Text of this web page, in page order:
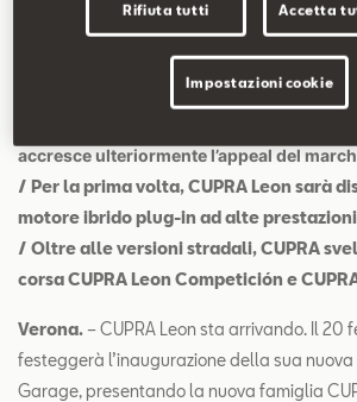
Configuratore
/ Anteprima mondiale della nuova
prossimo 20 febbraio
/ La nuova CUPRA Leon sarà presentata
accresce ulteriormente l’appeal del
/ Per la prima volta, CUPRA Leon sarà
motore ibrido plug-in ad alte prestazioni
/ Oltre alle versioni stradali, CUPRA
corsa CUPRA Leon Competición e
Verona. – CUPRA Leon sta arrivando. Il 20
festeggerà l’inaugurazione della sua nuova
Garage, presentando la nuova famiglia
Rifiuta tutti Accetta
Impostazioni cookie